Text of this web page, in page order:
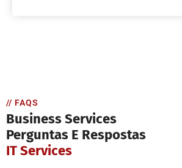
// FAQS
Business Services
Perguntas E Respostas
IT Services